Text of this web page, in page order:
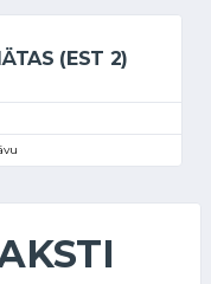
(EST 2)